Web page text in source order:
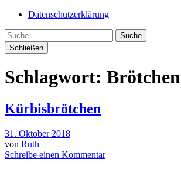
Datenschutzerklärung
Suche
Schließen
Schlagwort: Brötchen
Kürbisbrötchen
31. Oktober 2018
von Ruth
Schreibe einen Kommentar